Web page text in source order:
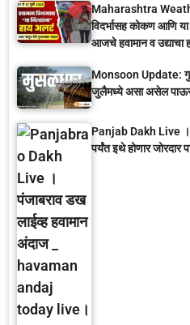
Maharashtra
विदर्भासह कोकण आणि
आजचे हवामान व उद्याचा
Monsoon Update:
जुलैमध्ये असा असेल
Panjab Dakh Live ।
पर्यंत इथे होणार जोरदार